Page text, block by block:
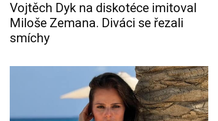
Vojtěch Dyk na diskotéce imitoval
Miloše Zemana. Diváci se řezali
smíchy